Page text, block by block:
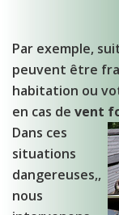
Par exemple,
peuvent être
habitation ou
en cas de vent
Dans ces
situations
dangereuses,,
nous